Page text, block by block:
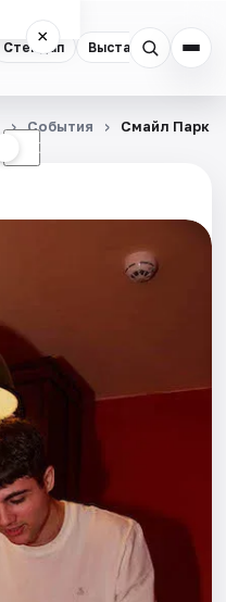
Стендап Выставки
×
☾
События Смайл Парк